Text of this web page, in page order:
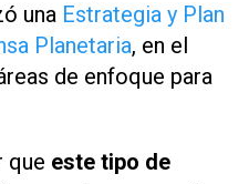
una Estrategia y Plan
Planetaria, en el
de enfoque para
que este tipo de